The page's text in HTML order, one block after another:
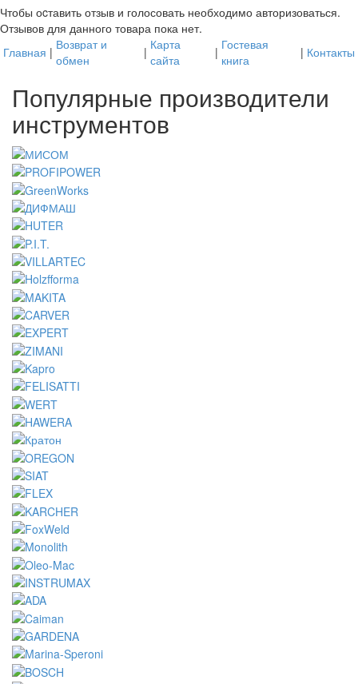
Чтобы оcтавить отзыв и голосовать необходимо авторизоваться.
Отзывов для данного товара пока нет.
Главная | Возврат и
обмен
| Карта
сайта
| Гостевая
книга
| Контакты
Популярные производители
инструментов